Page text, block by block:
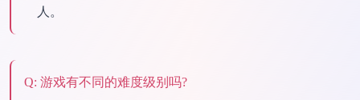
人。
Q: 游戏有不同的难度级别吗?